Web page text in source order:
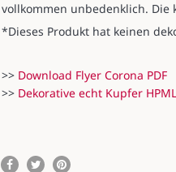
vollkommen unbedenklich.
*Dieses Produkt hat keinen
>>Download Flyer Corona PDF
>> Dekorative echt Kupfer